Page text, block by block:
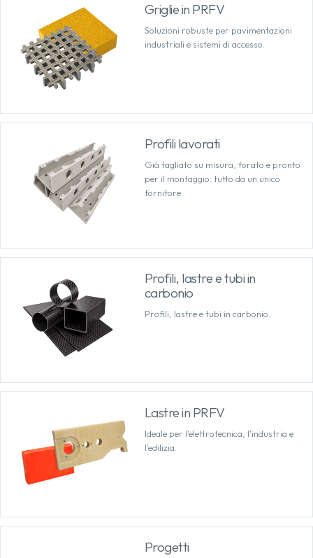
Griglie in PRFV
Soluzioni robuste per pavimentazioni
industriali e sistemi di accesso.
Profili lavorati
Già tagliato su misura, forato e pronto
per il montaggio: tutto da un unico
fornitore.
Profili, lastre e tubi in
carbonio
Profili, lastre e tubi in carbonio.
Lastre in PRFV
Ideale per l'elettrotecnica, l'industria e
l'edilizia.
Progetti